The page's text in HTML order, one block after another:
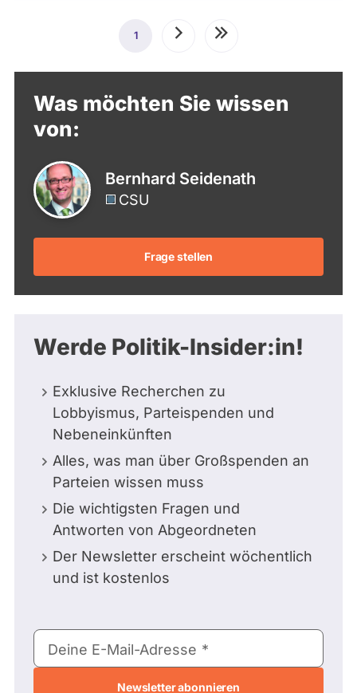
Seitennummerierung
Aktuelle
1 NächsteLetzte
Was möchten Sie wissen
von:
Bernhard Seidenath
CSU
Frage stellen
Werde Politik-Insider:in!
Exklusive Recherchen zu
Lobbyismus, Parteispenden und
Nebeneinkünften
Alles, was man über Großspenden an
Parteien wissen muss
Die wichtigsten Fragen und
Antworten von Abgeordneten
Der Newsletter erscheint wöchentlich
und ist kostenlos
E-
Mail-
Deine E-Mail-Adresse